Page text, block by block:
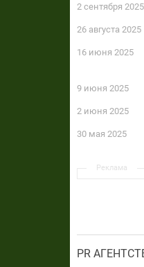
2 сентября 2025
26 августа 2025
16 июня 2025
9 июня 2025
2 июня 2025
30 мая 2025
Реклама
PR